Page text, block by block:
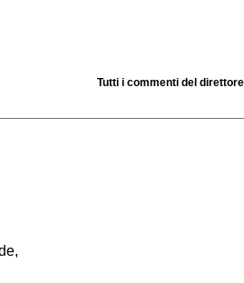
Tutti i commenti del direttore